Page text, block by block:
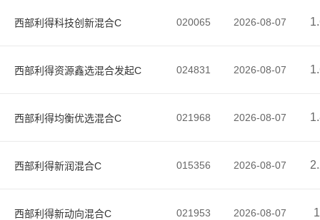
西部利得科技创新混合C 020065 2026-08-07
西部利得资源鑫选混合发起C 024831 2026-08-07
西部利得均衡优选混合C 021968 2026-08-07
西部利得新润混合C 015356 2026-08-07
西部利得新动向混合C 021953 2026-08-07